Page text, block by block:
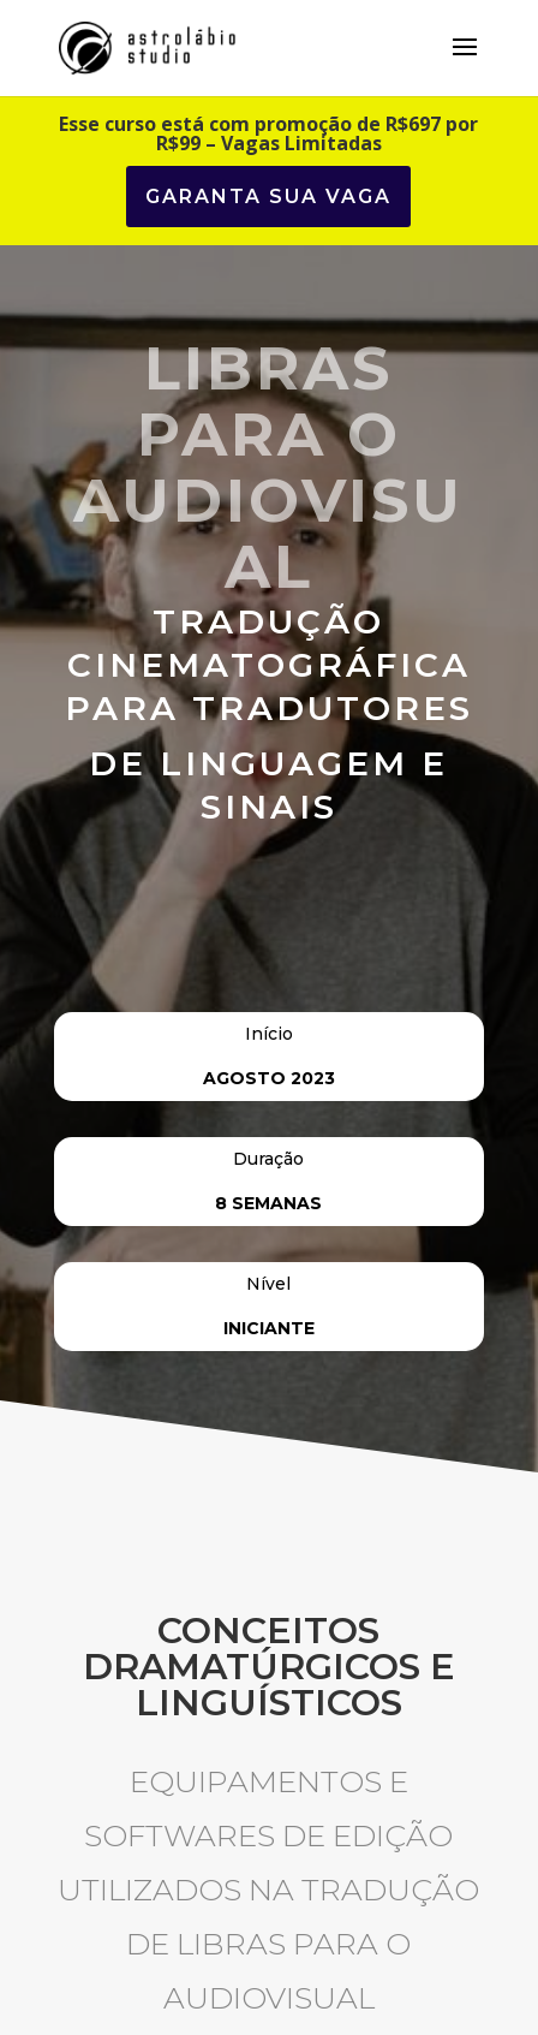
Esse curso está com promoção de R$697 por
R$99 – Vagas Limitadas
GARANTA SUA VAGA
LIBRAS
PARA O
AUDIOVISU
AL
TRADUÇÃO
CINEMATOGRÁFICA
PARA TRADUTORES
DE LINGUAGEM E
SINAIS
Início
AGOSTO 2023
Duração
8 SEMANAS
Nível
INICIANTE
CONCEITOS
DRAMATÚRGICOS E
LINGUÍSTICOS
EQUIPAMENTOS E
SOFTWARES DE EDIÇÃO
UTILIZADOS NA TRADUÇÃO
DE LIBRAS PARA O
AUDIOVISUAL